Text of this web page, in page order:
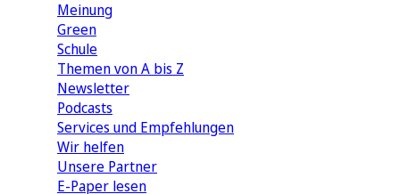
Meinung
Green
Schule
Themen von A bis Z
Newsletter
Podcasts
Services und Empfehlungen
Wir helfen
Unsere Partner
E-Paper lesen